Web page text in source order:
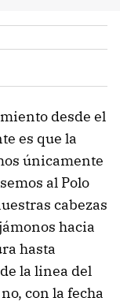
desde el
es que la
únicamente
al Polo
cabezas
hacia
hasta
la linea del
con la fecha